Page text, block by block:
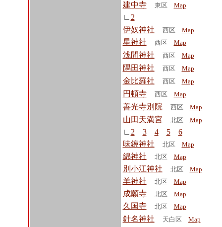
建中寺 東区 Map
∟ 2
伊奴神社
西区 Map
星神社 西区 Map
浅間神社 西区 Map
隅田神社 西区 Map
金比羅社 西区 Map
円頓寺 西区 Map
善光寺別院 西区 Map
山田天満宮 北区 Map
∟ 2 3 4 5
6
味鋺神社
北区 Map
綿神社 北区 Map
別小江神社 北区 Map
羊神社 北区 Map
成願寺 北区 Map
久国寺 北区 Map
針名神社 天白区 Map